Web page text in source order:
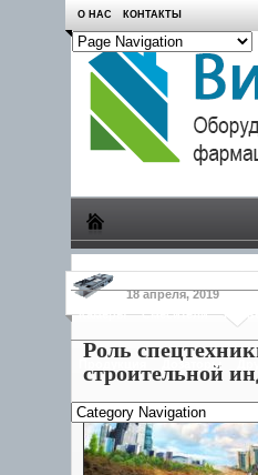
О НАС КОНТАКТЫ
Камеры Смесители
Дозаторы
18 апреля, 2019
Роль
строительной